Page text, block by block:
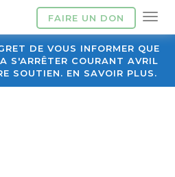
FAIRE UN DON
DE VOUS INFORMER QUE
S'ARRÊTER COURANT AVRIL
SOUTIEN. EN SAVOIR PLUS.